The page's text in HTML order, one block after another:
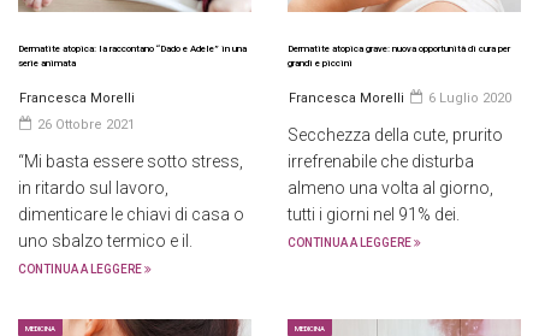
Dermatite atopica: la raccontano “Dado e Adele” in una
serie animata
Francesca Morelli
26 Ottobre 2021
“Mi basta essere sotto stress,
in ritardo sul lavoro,
dimenticare le chiavi di casa o
uno sbalzo termico e il.
CONTINUA A LEGGERE
Dermatite atopica grave: nuova opportunità di cura per
grandi e piccini
Francesca Morelli 6 Luglio 2020
Secchezza della cute, prurito
irrefrenabile che disturba
almeno una volta al giorno,
tutti i giorni nel 91% dei.
CONTINUA A LEGGERE
MEDICINA MEDICINA